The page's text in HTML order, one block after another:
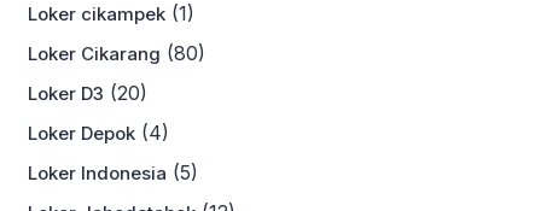
Loker cikampek (1)
Loker Cikarang (80)
Loker D3 (20)
Loker Depok (4)
Loker Indonesia (5)